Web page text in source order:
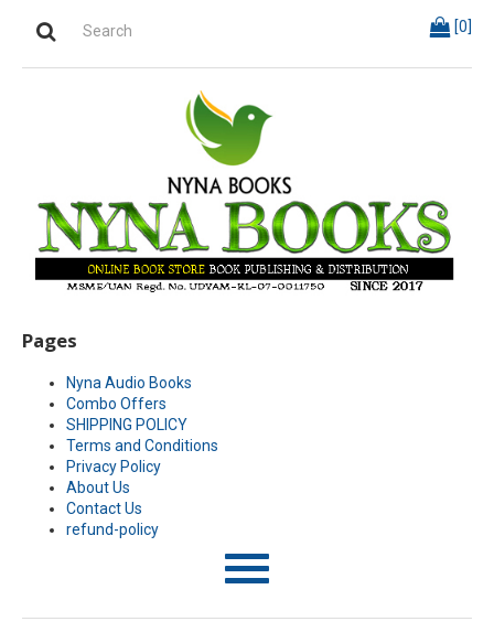
[0]
Pages
Nyna Audio Books
Combo Offers
SHIPPING POLICY
Terms and Conditions
Privacy Policy
About Us
Contact Us
refund-policy
T
o